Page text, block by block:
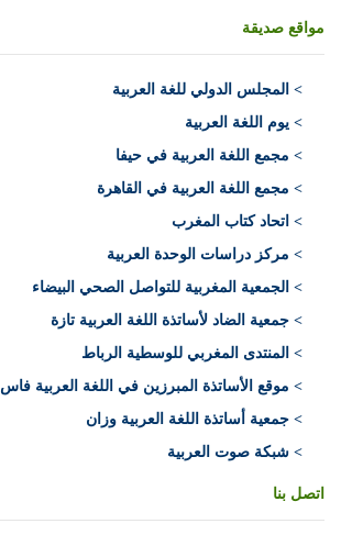
مواقع صديقة
> المجلس الدولي للغة العربية
> يوم اللغة العربية
> مجمع اللغة العربية في حيفا
> مجمع اللغة العربية في القاهرة
> اتحاد كتاب المغرب
> مركز دراسات الوحدة العربية
> الجمعية المغربية للتواصل الصحي البيضاء
> جمعية الضاد لأساتذة اللغة العربية تازة
> المنتدى المغربي للوسطية الرباط
> موقع الأساتذة المبرزين في اللغة العربية فاس
> جمعية أساتذة اللغة العربية وزان
> شبكة صوت العربية
اتصل بنا